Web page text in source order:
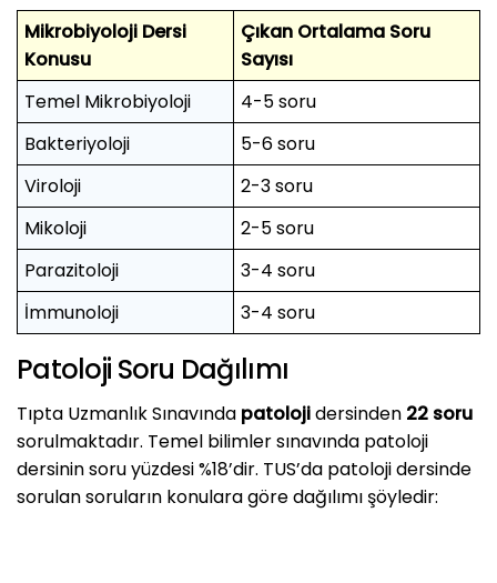
Mikrobiyoloji Dersi
Konusu
Çıkan Ortalama Soru
Sayısı
Temel Mikrobiyoloji
4-5 soru
Bakteriyoloji
5-6 soru
Viroloji
2-3 soru
Mikoloji
2-5 soru
Parazitoloji
3-4 soru
İmmunoloji
3-4 soru
Patoloji Soru Dağılımı
Tıpta Uzmanlık Sınavında patolojidersinden 22 soru
sorulmaktadır. Temel bilimler sınavında patoloji
dersinin soru yüzdesi %18’dir. TUS’da patoloji dersinde
sorulan soruların konulara göre dağılımı şöyledir: